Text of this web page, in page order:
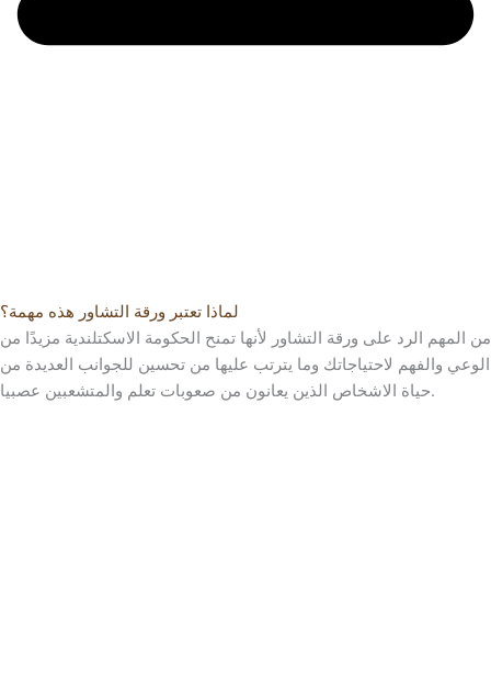
لماذا تعتبر ورقة التشاور هذه مهمة؟
من المهم الرد على ورقة التشاور لأنها تمنح الحكومة الاسكتلندية مزيدًا من
الوعي والفهم لاحتياجاتك وما يترتب عليها من تحسين للجوانب العديدة من
حياة الاشخاص الذين يعانون من صعوبات تعلم والمتشعبين عصبيا.